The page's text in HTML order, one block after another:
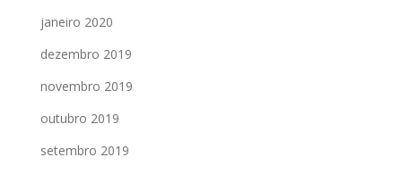
janeiro 2020
dezembro 2019
novembro 2019
outubro 2019
setembro 2019